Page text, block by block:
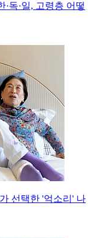
독·일, 고령층 어떻
선택한 '억소리' 나